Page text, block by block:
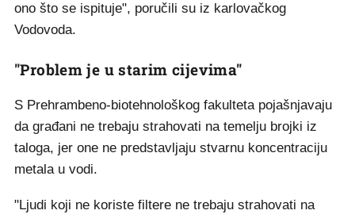
ono što se ispituje", poručili su iz karlovačkog
Vodovoda.
"Problem je u starim cijevima"
S Prehrambeno-biotehnološkog fakulteta pojašnjavaju
da građani ne trebaju strahovati na temelju brojki iz
taloga, jer one ne predstavljaju stvarnu koncentraciju
metala u vodi.
"Ljudi koji ne koriste filtere ne trebaju strahovati na